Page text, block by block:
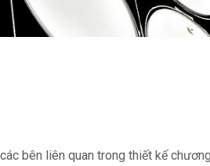
bên liên quan trong thiết kế